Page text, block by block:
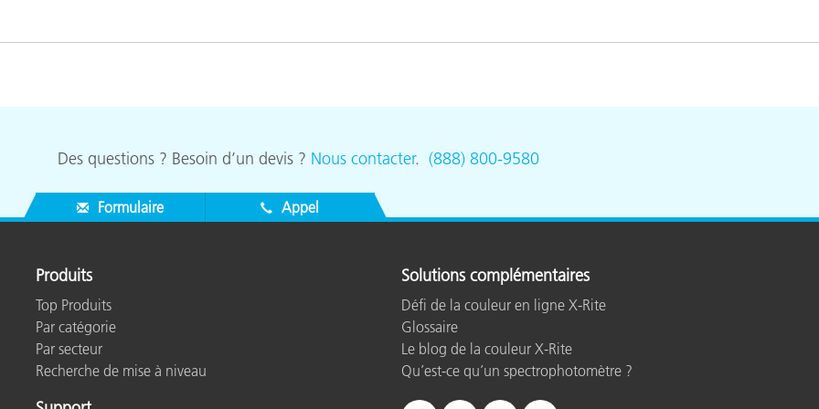
Des questions ? Besoin d’un devis ? Nous contacter. (888) 800-9580
Formulaire Appel
Produits
Top Produits
Par catégorie
Par secteur
Recherche de mise à niveau
Solutions complémentaires
Défi de la couleur en ligne X-Rite
Glossaire
Le blog de la couleur X-Rite
Qu’est-ce qu’un spectrophotomètre ?